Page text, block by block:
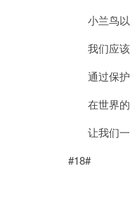
小兰鸟以
我们应该
通过保护
在世界的
让我们一
#18#